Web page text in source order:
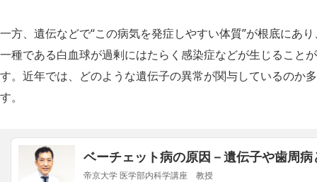
一方、遺伝などで“この病気を発症しやすい体質”が根底にあ
一種である白血球が過剰にはたらく感染症などが生じること
す。近年では、どのような遺伝子の異常が関与しているのか
す。
ベーチェット病の原因－遺伝子や歯周病
帝京大学 医学部内科学講座 教授